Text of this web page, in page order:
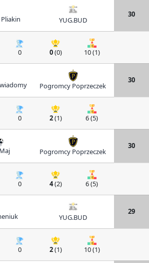
YUG.BUD
30
0 0(0) 10 (1)
Pogromcy Poprzeczek
30
0 2(1) 6 (5)
Pogromcy Poprzeczek
30
0 4(2) 6 (5)
YUG.BUD
29
0 2(1) 10 (1)